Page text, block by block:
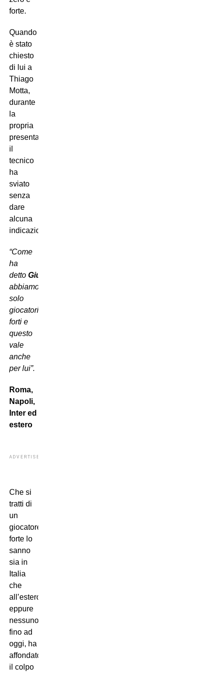
forte.
Quando
è stato
chiesto
di lui a
Thiago
Motta,
durante
la
propria
presentazione,
il
tecnico
ha
sviato
senza
dare
alcuna
indicazione:
“Come
ha
detto Giuntoli
abbiamo
solo
giocatori
forti e
questo
vale
anche
per lui”.
Roma,
Napoli,
Inter ed
estero
ADVERTISEMENT
Che si
tratti di
un
giocatore
forte lo
sanno
sia in
Italia
che
all’estero:
eppure
nessuno,
fino ad
oggi, ha
affondato
il colpo